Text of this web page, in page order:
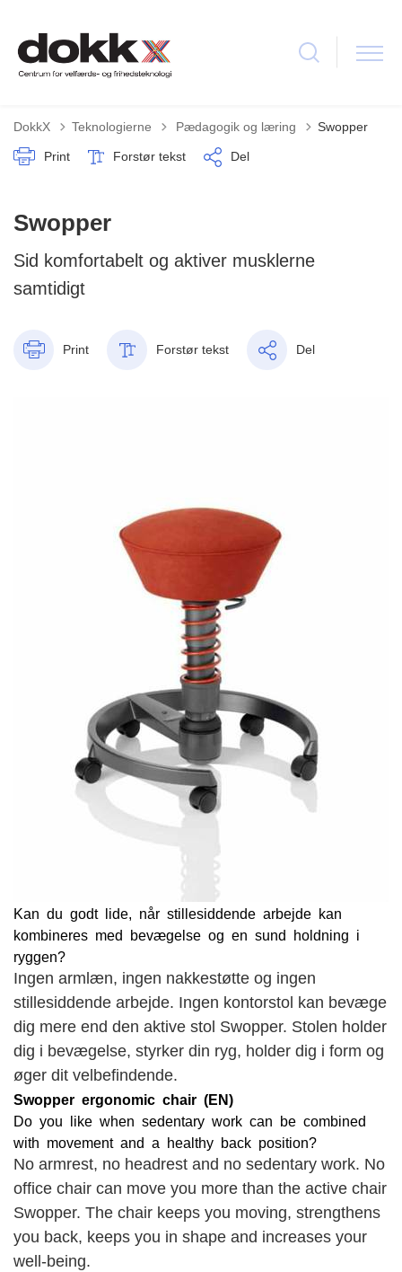
DokkX Teknologierne Tilbage til
Pædagogik og læring Swopper
Print Forstør tekst Del
Swopper
Sid komfortabelt og aktiver musklerne
samtidigt
Print Forstør tekst Del
Kan du godt lide, når stillesiddende arbejde kan
kombineres med bevægelse og en sund holdning i
ryggen?
Ingen armlæn, ingen nakkestøtte og ingen
stillesiddende arbejde. Ingen kontorstol kan bevæge
dig mere end den aktive stol Swopper. Stolen holder
dig i bevægelse, styrker din ryg, holder dig i form og
øger dit velbefindende.
Swopper ergonomic chair (EN)
Do you like when sedentary work can be combined
with movement and a healthy back position?
No armrest, no headrest and no sedentary work. No
office chair can move you more than the active chair
Swopper. The chair keeps you moving, strengthens
you back, keeps you in shape and increases your
well-being.